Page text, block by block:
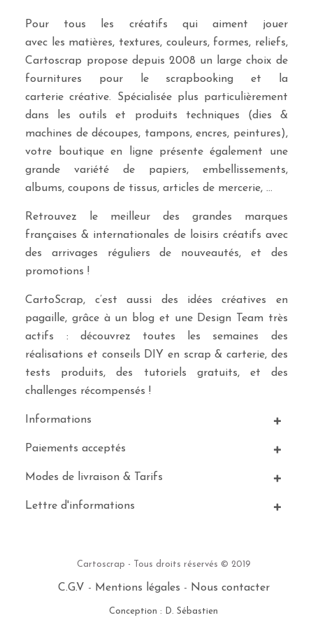
Pour tous les créatifs qui aiment jouer
avec les matières, textures, couleurs, formes, reliefs,
Cartoscrap propose depuis 2008 un large choix de
fournitures pour le scrapbooking et la
carterie créative. Spécialisée plus particulièrement
dans les outils et produits techniques (dies &
machines de découpes, tampons, encres, peintures),
votre boutique en ligne présente également une
grande variété de papiers, embellissements,
albums, coupons de tissus, articles de mercerie, …
Retrouvez le meilleur des grandes marques
françaises & internationales de loisirs créatifs avec
des arrivages réguliers de nouveautés, et des
promotions !
CartoScrap, c’est aussi des idées créatives en
pagaille, grâce à un blog et une Design Team très
actifs : découvrez toutes les semaines des
réalisations et conseils DIY en scrap & carterie, des
tests produits, des tutoriels gratuits, et des
challenges récompensés !
Informations
Paiements acceptés
Modes de livraison & Tarifs
Lettre d'informations
Cartoscrap - Tous droits réservés © 2019
C.G.V - Mentions légales - Nous contacter
Conception : D. Sébastien